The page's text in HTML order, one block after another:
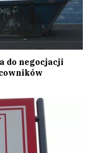
do negocjacji